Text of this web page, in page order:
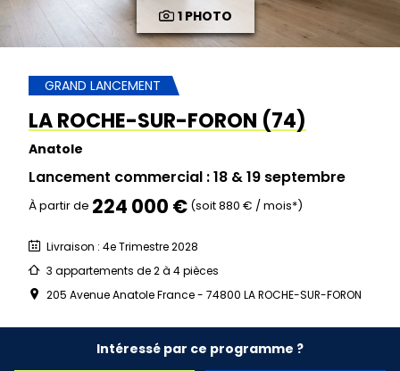
1 PHOTO
GRAND LANCEMENT
LA ROCHE-SUR-FORON (74)
Anatole
Lancement commercial : 18 & 19 septembre
À partir de 224 000 € (soit 880 € / mois*)
Livraison : 4e Trimestre 2028
3 appartements de 2 à 4 pièces
205 Avenue Anatole France - 74800 LA ROCHE-SUR-FORON
Intéressé par ce programme ?